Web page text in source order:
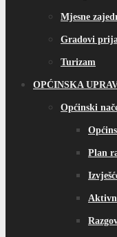
Mjesne
Gradovi
Turizam
OPĆINSKA
Općinski
Plan